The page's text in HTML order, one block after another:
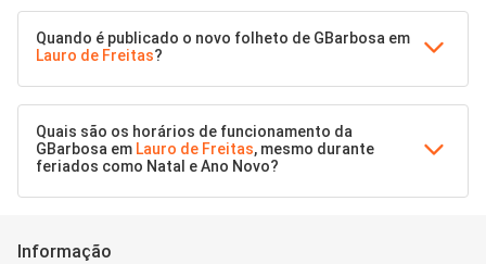
Quando é publicado o novo folheto de GBarbosa em
Lauro de Freitas?
Quais são os horários de funcionamento da
GBarbosa em Lauro de Freitas, mesmo durante
feriados como Natal e Ano Novo?
Informação